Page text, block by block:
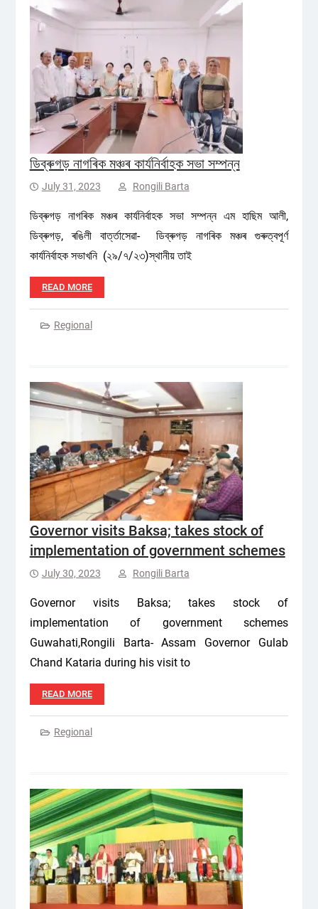
ডিব্ৰুগড় নাগৰিক মঞ্চৰ কাৰ্যনিৰ্বাহক সভা সম্পন্ন
July 31, 2023 Rongili Barta
ডিব্ৰুগড় নাগৰিক মঞ্চৰ কাৰ্যনিৰ্বাহক সভা সম্পন্ন এম হাছিম আলী,
ডিব্ৰুগড়, ৰঙিলী বাৰ্ত্তাসেৱা- ডিব্ৰুগড় নাগৰিক মঞ্চৰ গুৰুত্বপূৰ্ণ
কাৰ্যনিৰ্বাহক সভাখনি (২৯/৭/২৩)স্থানীয় তাই
READ MORE
Regional
Governor visits Baksa; takes stock of
implementation of government schemes
July 30, 2023 Rongili Barta
Governor visits Baksa; takes stock of
implementation of government schemes
Guwahati,Rongili Barta- Assam Governor Gulab
Chand Kataria during his visit to
READ MORE
Regional